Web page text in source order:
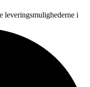
leveringsmulighederne i